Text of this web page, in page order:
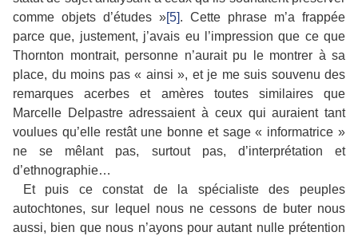
comme objets d’études »[5]. Cette phrase m’a frappée
parce que, justement, j’avais eu l’impression que ce que
Thornton montrait, personne n’aurait pu le montrer à sa
place, du moins pas « ainsi », et je me suis souvenu des
remarques acerbes et amères toutes similaires que
Marcelle Delpastre adressaient à ceux qui auraient tant
voulues qu’elle restât une bonne et sage « informatrice »
ne se mêlant pas, surtout pas, d’interprétation et
d’ethnographie…
Et puis ce constat de la spécialiste des peuples
autochtones, sur lequel nous ne cessons de buter nous
aussi, bien que nous n’ayons pour autant nulle prétention